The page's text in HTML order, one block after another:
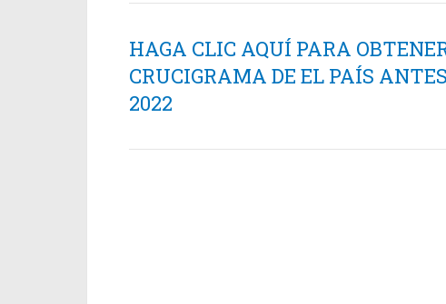
HAGA CLIC AQUÍ PARA
CRUCIGRAMA DE EL PAÍS
2022